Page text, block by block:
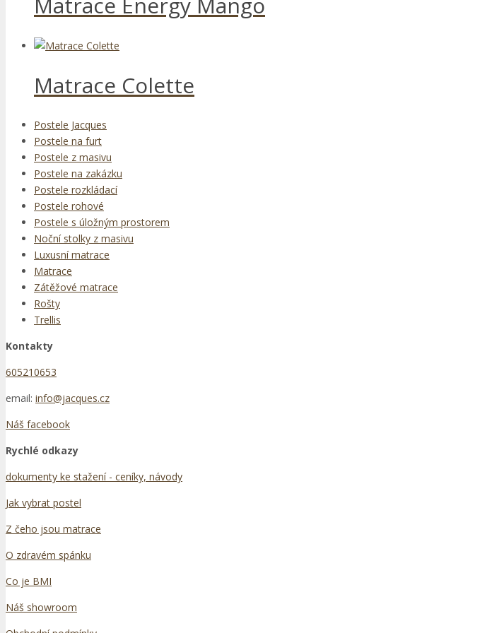
Matrace Colette
Postele Jacques
Postele na furt
Postele z masivu
Postele na zakázku
Postele rozkládací
Postele rohové
Postele s úložným prostorem
Noční stolky z masivu
Luxusní matrace
Matrace
Zátěžové matrace
Rošty
Trellis
Kontakty
605210653
email: info@jacques.cz
Náš facebook
Rychlé odkazy
dokumenty ke stažení - ceníky, návody
Jak vybrat postel
Z čeho jsou matrace
O zdravém spánku
Co je BMI
Náš showroom